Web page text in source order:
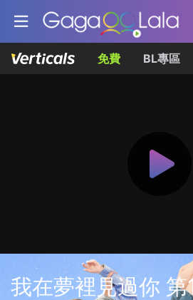
免費 BL專區
我在夢裡見過你